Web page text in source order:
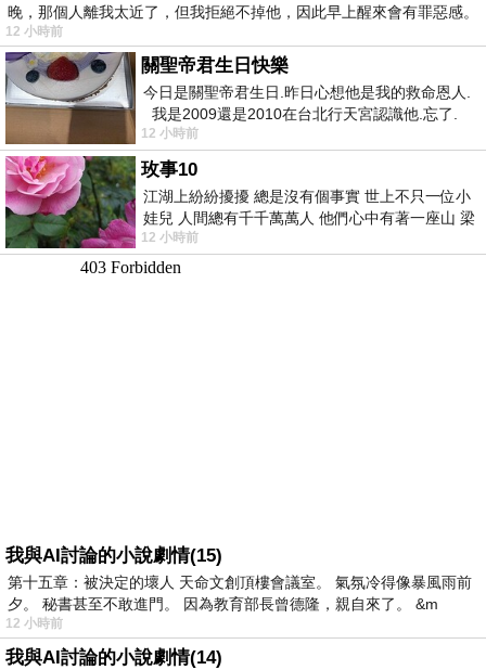
晚，那個人離我太近了，但我拒絕不掉他，因此早上醒來會有罪惡感。
12 小時前
關聖帝君生日快樂
今日是關聖帝君生日.昨日心想他是我的救命恩人.
我是2009還是2010在台北行天宮認識他.忘了.
一個奇摩交友的網友學
12 小時前
玫事10
江湖上紛紛擾擾 總是沒有個事實 世上不只一位小
娃兒 人間總有千千萬萬人 他們心中有著一座山 梁
山佛山泰華衡恆嵩 一山之高
12 小時前
我與AI討論的小說劇情(15)
第十五章：被決定的壞人 天命文創頂樓會議室。 氣氛冷得像暴風雨前
夕。 秘書甚至不敢進門。 因為教育部長曾德隆，親自來了。 &m
12 小時前
我與AI討論的小說劇情(14)